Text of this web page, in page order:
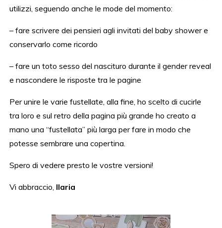
utilizzi, seguendo anche le mode del momento:
– fare scrivere dei pensieri agli invitati del baby shower e
conservarlo come ricordo
– fare un toto sesso del nascituro durante il gender reveal
e nascondere le risposte tra le pagine
Per unire le varie fustellate, alla fine, ho scelto di cucirle
tra loro e sul retro della pagina più grande ho creato a
mano una “fustellata” più larga per fare in modo che
potesse sembrare una copertina.
Spero di vedere presto le vostre versioni!
Vi abbraccio, Ilaria